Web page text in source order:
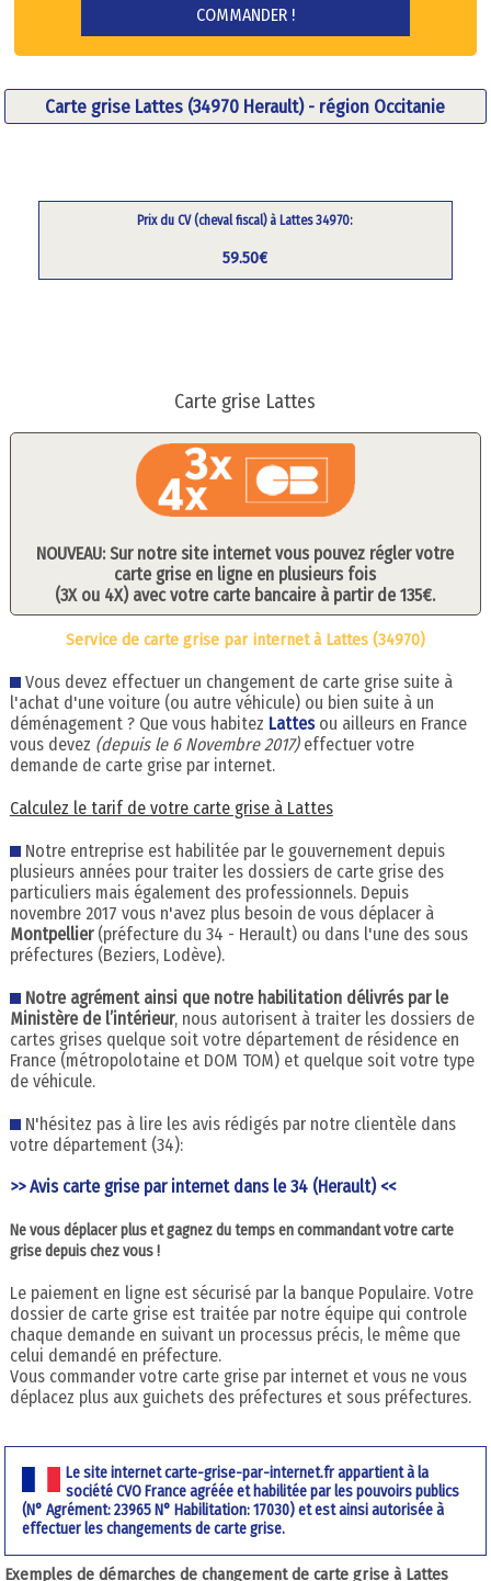
Carte grise Lattes (34970 Herault) - région Occitanie
Prix du CV (cheval fiscal) à Lattes 34970:
59.50€
Carte grise Lattes
NOUVEAU: Sur notre site internet vous pouvez régler votre
carte grise en ligne en plusieurs fois
(3X ou 4X) avec votre carte bancaire à partir de 135€.
Service de carte grise par internet à Lattes (34970)
Vous devez effectuer un changement de carte grise suite à
l'achat d'une voiture (ou autre véhicule) ou bien suite à un
déménagement ? Que vous habitez Lattes ou ailleurs en France
vous devez (depuis le 6 Novembre 2017)effectuer votre
demande de carte grise par internet.
Calculez le tarif de votre carte grise à Lattes
Notre entreprise est habilitée par le gouvernement depuis
plusieurs années pour traiter les dossiers de carte grise des
particuliers mais également des professionnels. Depuis
novembre 2017 vous n'avez plus besoin de vous déplacer à
Montpellier(préfecture du 34 - Herault) ou dans l'une des sous
préfectures (Beziers, Lodève).
Notre agrément ainsi que notre habilitation délivrés par le
Ministère de l’intérieur, nous autorisent à traiter les dossiers de
cartes grises quelque soit votre département de résidence en
France (métropolotaine et DOM TOM) et quelque soit votre type
de véhicule.
N'hésitez pas à lire les avis rédigés par notre clientèle dans
votre département (34):
>> Avis carte grise par internet dans le 34 (Herault) <<
Ne vous déplacer plus et gagnez du temps en commandant votre carte
grise depuis chez vous !
Le paiement en ligne est sécurisé par la banque Populaire. Votre
dossier de carte grise est traitée par notre équipe qui controle
chaque demande en suivant un processus précis, le même que
celui demandé en préfecture.
Vous commander votre carte grise par internet et vous ne vous
déplacez plus aux guichets des préfectures et sous préfectures.
Le site internet carte-grise-par-internet.fr appartient à la
société CVO France agréée et habilitée par les pouvoirs publics
(N° Agrément: 23965 N° Habilitation: 17030) et est ainsi autorisée à
effectuer les changements de carte grise.
Exemples de démarches de changement de carte grise à Lattes